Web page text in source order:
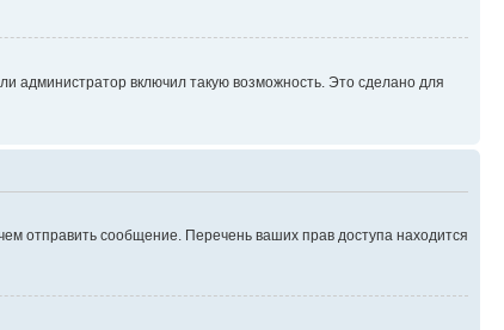
администратор включил такую возможность. Это сделано для
отправить сообщение. Перечень ваших прав доступа находится